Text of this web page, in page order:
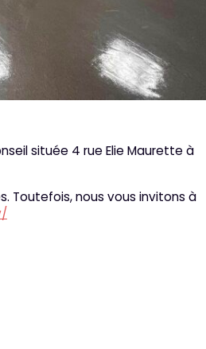
située 4 rue Elie Maurette à
Toutefois, nous vous invitons à